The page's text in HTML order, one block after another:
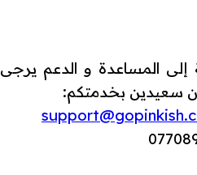
المساعدة و الدعم يرجى
سعيدين بخدمتكم: